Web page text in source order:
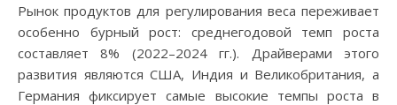
Рынок продуктов для регулирования веса переживает
особенно бурный рост: среднегодовой темп роста
составляет 8% (2022–2024 гг.). Драйверами этого
развития являются США, Индия и Великобритания, а
Германия фиксирует самые высокие темпы роста в